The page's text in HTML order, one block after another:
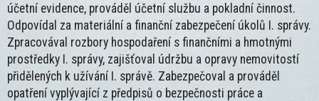
účetní evidence, prováděl účetní službu a pokladní činnost.
Odpovídal za materiální a finanční zabezpečení úkolů I. správy.
Zpracovával rozbory hospodaření s finančními a hmotnými
prostředky I. správy, zajišťoval údržbu a opravy nemovitostí
přidělených k užívání I. správě. Zabezpečoval a prováděl
opatření vyplývající z předpisů o bezpečnosti práce a